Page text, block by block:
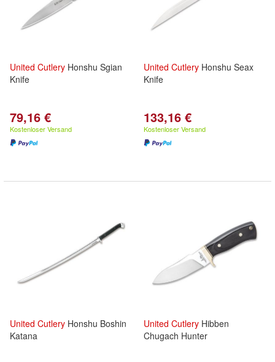
United Cutlery Honshu Sgian
Knife
79,16 €
Kostenloser Versand
United Cutlery Honshu Seax
Knife
133,16 €
Kostenloser Versand
United Cutlery Honshu Boshin
Katana
United Cutlery Hibben
Chugach Hunter